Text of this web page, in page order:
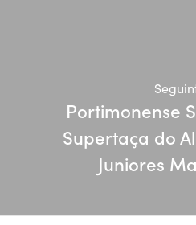
Portimonense
Supertaça do
Juniores